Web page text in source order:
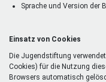
Sprache und Version der
Einsatz von Cookies
Die Jugendstiftung
Cookies) für die Nutzung
Browsers automatisch